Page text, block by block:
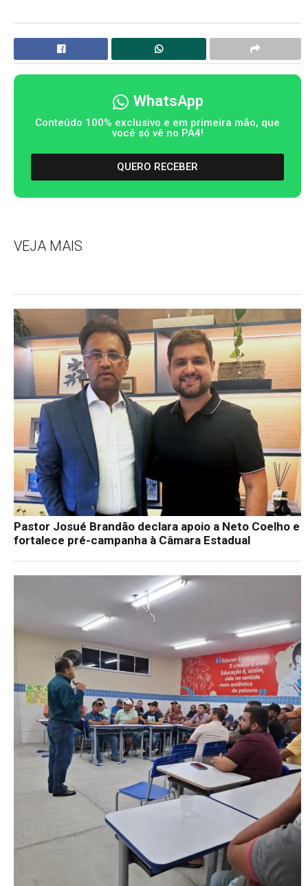
WhatsApp
Conteúdo 100% exclusivo e em primeira mão, que
você só vê no PA4!
QUERO RECEBER
VEJA MAIS
Pastor Josué Brandão declara apoio a Neto Coelho e
fortalece pré-campanha à Câmara Estadual